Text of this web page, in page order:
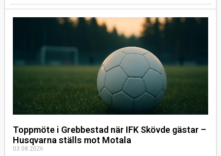
Toppmöte i Grebbestad när IFK Skövde gästar –
Husqvarna ställs mot Motala
03.08.2026